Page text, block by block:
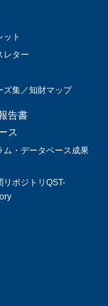
ット
レター
ズ集／知財マップ
告書
ス
ム・データベース成果
リポジトリQST-